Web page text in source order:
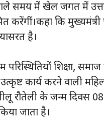
समय में खेल जगत में
करेंगीं।कहा कि
है।
शिक्षा,
कार्य करने वाली
तीलू रौतेली के जन्म दिवस
जाता है।